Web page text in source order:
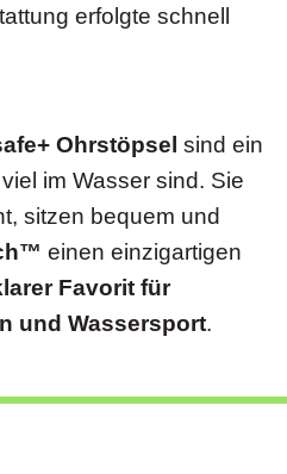
erfolgte schnell
Ohrstöpsel sind ein
im Wasser sind. Sie
sitzen bequem und
einen einzigartigen
Favorit für
und Wassersport.